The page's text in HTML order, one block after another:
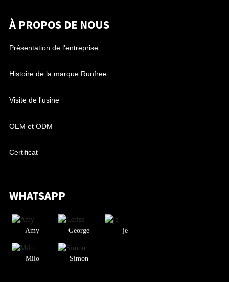
À PROPOS DE NOUS
Présentation de l'entreprise
Histoire de la marque Runfree
Visite de l'usine
OEM et ODM
Certificat
WHATSAPP
Amy George je
Milo Simon